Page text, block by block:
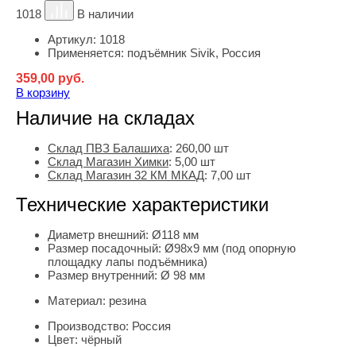
1018
В наличии
Артикул: 1018
Применяется: подъёмник Sivik, Россия
359,00 руб.
В корзину
Наличие на складах
Склад ПВЗ Балашиха: 260,00 шт
Склад Магазин Химки: 5,00 шт
Склад Магазин 32 КМ МКАД: 7,00 шт
Технические характеристики
Диаметр внешний: Ø118 мм
Размер посадочный: Ø98х9 мм (под опорную
площадку лапы подъёмника)
Размер внутренний: Ø 98 мм
Материал: резина
Производство: Россия
Цвет: чёрный